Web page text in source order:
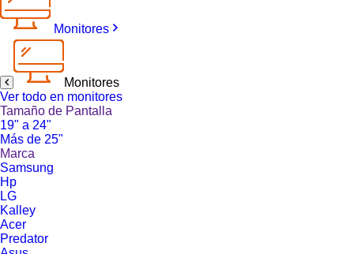
Monitores
Monitores
Ver todo en monitores
Tamaño de Pantalla
19" a 24"
Más de 25"
Marca
Samsung
Hp
LG
Kalley
Acer
Predator